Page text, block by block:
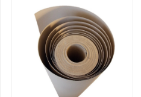
إتصال
المنتجات